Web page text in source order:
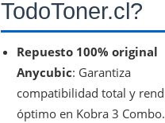
TodoToner.cl?
Repuesto 100% original
Anycubic: Garantiza
compatibilidad total y
óptimo en Kobra 3 Combo.